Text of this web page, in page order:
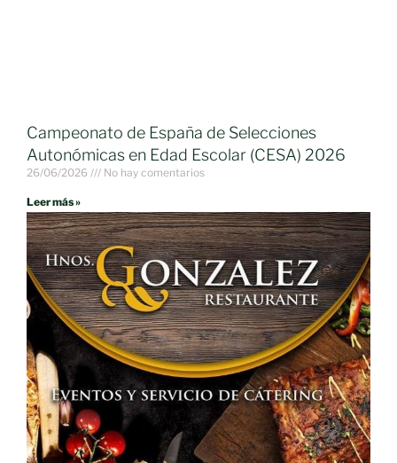
Campeonato de España de Selecciones
Autonómicas en Edad Escolar (CESA) 2026
26/06/2026 No hay comentarios
Leer más »